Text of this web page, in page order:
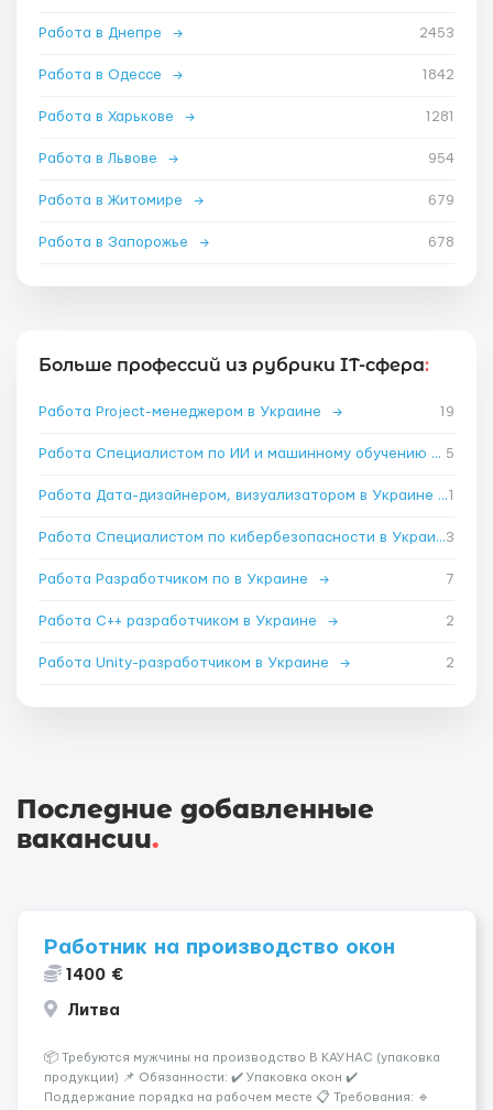
Работа в Днепре → 2453
Работа в Одессе → 1842
Работа в Харькове → 1281
Работа в Львове → 954
Работа в Житомире → 679
Работа в Запорожье → 678
Больше профессий из рубрики IT-сфера:
Работа Project-менеджером в Украине → 19
Работа Специалистом по ИИ и машинному обучению в Украине 5
Работа Дата-дизайнером, визуализатором в Украине→1
Работа Специалистом по кибербезопасности в Украине3
Работа Разработчиком по в Украине → 7
Работа C++ разработчиком в Украине → 2
Работа Unity-разработчиком в Украине → 2
Последние добавленные
вакансии.
Работник на производство окон
1400 €
Литва
📦 Требуются мужчины на производство В КАУНАС (упаковка
продукции) 📌 Обязанности: ✔️ Упаковка окон ✔️
Поддержание порядка на рабочем месте 📋 Требования: 🔹